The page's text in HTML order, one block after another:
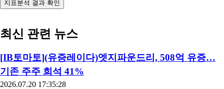
지표분석 결과 확인
최신 관련 뉴스
[IB토마토](유증레이다)엣지파운드리, 508억 유증…
기존 주주 희석 41%
2026.07.20 17:35:28